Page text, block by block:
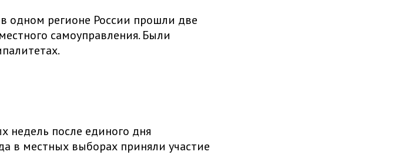
одном регионе России прошли две
самоуправления. Были
недель после единого дня
в местных выборах приняли участие